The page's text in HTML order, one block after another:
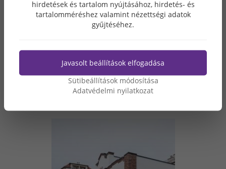
hirdetések és tartalom nyújtásához, hirdetés- és
tartalomméréshez valamint nézettségi adatok
gyűjtéséhez.
Javasolt beállítások elfogadása
Sütibeállítások módosítása
Adatvédelmi nyilatkozat